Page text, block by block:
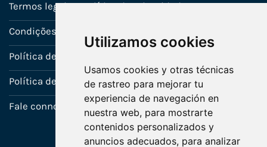
Utilizamos cookies
Usamos cookies y otras técnicas
de rastreo para mejorar tu
experiencia de navegación en
nuestra web, para mostrarte
contenidos personalizados y
anuncios adecuados, para analizar
Termos legais e política de privacidade
Condições de venda
Política de Garantia
Política de utilização de cookies
Fale connosco